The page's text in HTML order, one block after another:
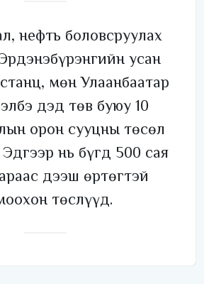
нефть боловсруулах
усан
мөн Улаанбаатар
дэд төв буюу 10
орон сууцны төсөл
нь бүгд 500 сая
дээш өртөгтэй
төслүүд.